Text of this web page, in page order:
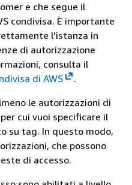
e che segue il
condivisa. È importante
l'istanza in
di autorizzazione
consulta il
di AWS
.
le autorizzazioni di
cui vuoi specificare il
su tag. In questo modo,
che possono
di accesso.